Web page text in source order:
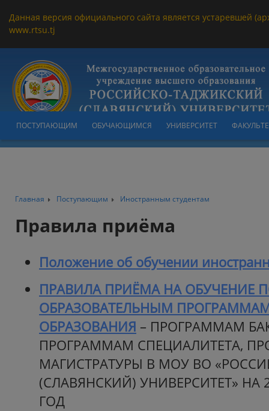
Данная версия официального сайта является устаревшей
www.rtsu.tj
ПОСТУПАЮЩИМ ОБУЧАЮЩИМСЯ УНИВЕРСИТЕТ
Главная Поступающим Иностранным студентам
Правила приёма
Положение об обучении
ПРАВИЛА ПРИЁМА НА ОБУЧЕНИЕ
ОБРАЗОВАТЕЛЬНЫМ
ОБРАЗОВАНИЯ – ПРОГРАММАМ
ПРОГРАММАМ СПЕЦИАЛИТЕТА,
МАГИСТРАТУРЫ В МОУ ВО
(СЛАВЯНСКИЙ) УНИВЕРСИТЕТ» НА
ГОД